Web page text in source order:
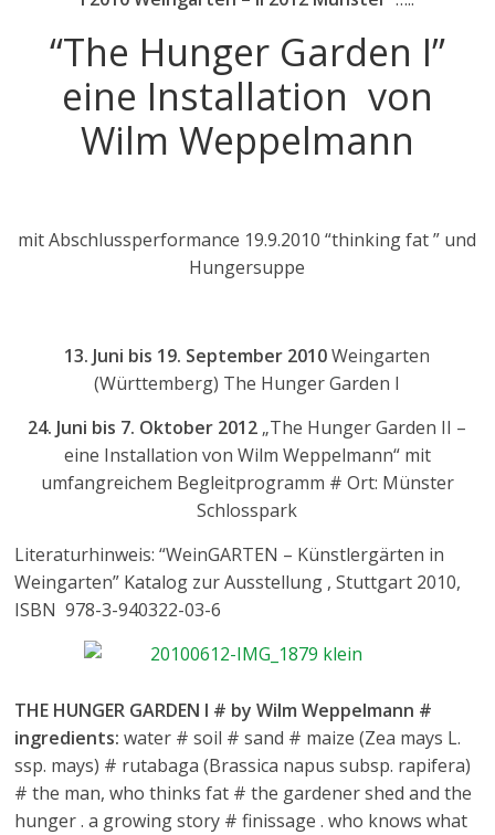
“The Hunger Garden I”
eine Installation von
Wilm Weppelmann
mit Abschlussperformance 19.9.2010 “thinking fat ” und
Hungersuppe
13. Juni bis 19. September 2010Weingarten
(Württemberg) The Hunger Garden I
24. Juni bis 7. Oktober 2012 „The Hunger Garden II –
eine Installation von Wilm Weppelmann“ mit
umfangreichem Begleitprogramm # Ort: Münster
Schlosspark
Literaturhinweis: “WeinGARTEN – Künstlergärten in
Weingarten” Katalog zur Ausstellung , Stuttgart 2010,
ISBN 978-3-940322-03-6
THE HUNGER GARDEN I # by Wilm Weppelmann #
ingredients:water # soil # sand # maize (Zea mays L.
ssp. mays) # rutabaga (Brassica napus subsp. rapifera)
# the man, who thinks fat # the gardener shed and the
hunger . a growing story # finissage . who knows what